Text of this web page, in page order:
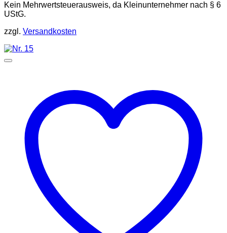
Kein Mehrwertsteuerausweis, da Kleinunternehmer nach § 6
UStG.
zzgl. Versandkosten